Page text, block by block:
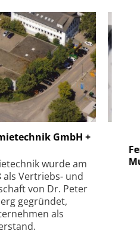
GmbH +
wurde am
als Vertriebs- und
von Dr. Peter
gegründet,
als
GmbH
Raum